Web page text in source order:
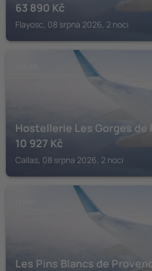
63 890 Kč
Flayosc, 08 srpna 2026, 2 noci
Hostellerie Les Gorges de
10 927 Kč
Callas, 08 srpna 2026, 2 noci
Les Pins Blancs de